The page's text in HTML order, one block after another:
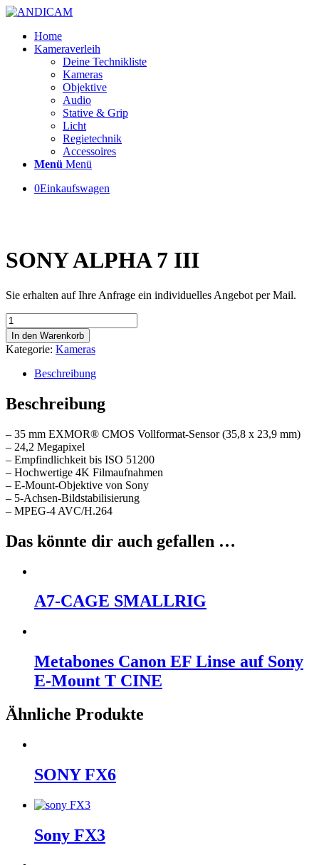
Home
Kameraverleih
Deine Technikliste
Kameras
Objektive
Audio
Stative & Grip
Licht
Regietechnik
Accessoires
Menü Menü
0Einkaufswagen
SONY ALPHA 7 III
Sie erhalten auf Ihre Anfrage ein individuelles Angebot per Mail.
SONY
ALPHA
7
III
Menge
In den Warenkorb
Kategorie: Kameras
Beschreibung
Beschreibung
– 35 mm EXMOR® CMOS Vollformat-Sensor (35,8 x 23,9 mm)
– 24,2 Megapixel
– Empfindlichkeit bis ISO 51200
– Hochwertige 4K Filmaufnahmen
– E-Mount-Objektive von Sony
– 5-Achsen-Bildstabilisierung
– MPEG-4 AVC/H.264
Das könnte dir auch gefallen …
A7-CAGE SMALLRIG
Metabones Canon EF Linse auf Sony
E-Mount T CINE
Ähnliche Produkte
SONY FX6
Sony FX3